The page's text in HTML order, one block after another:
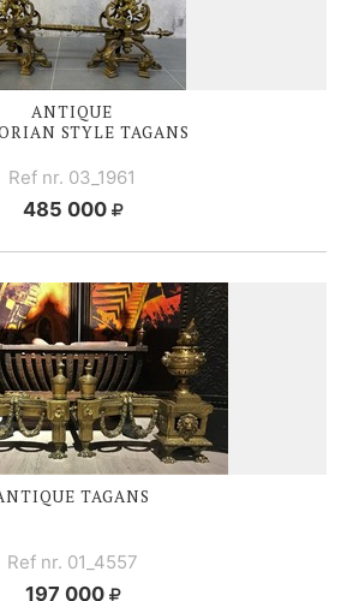
ANTIQUE
STYLE TAGANS
Ref nr. 03_1961
485 000
TAGANS
Ref nr. 01_4557
197 000